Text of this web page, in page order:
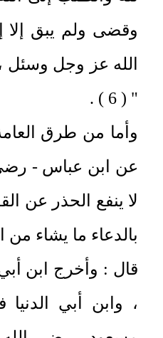
وقضى ولم يبق إلا
الله عز وجل وسئل
" ( 6 ) .
وأما من طرق
عن ابن عباس -
لا ينفع الحذر عن
بالدعاء ما يشاء من
قال : وأخرج ابن
، وابن أبي